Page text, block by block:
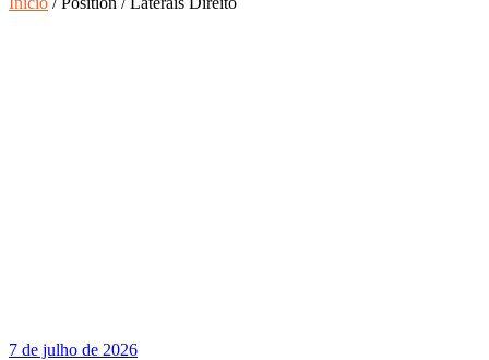
7 de julho de 2026